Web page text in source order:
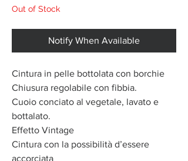
Out of Stock
Notify When Available
Cintura in pelle bottolata con borchie
Chiusura regolabile con fibbia.
Cuoio conciato al vegetale, lavato e
bottalato.
Effetto Vintage
Cintura con la possibilità d’essere
accorciata